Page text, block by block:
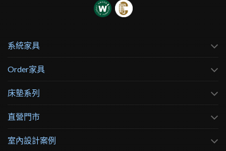
系統家具
Order家具
床墊系列
直營門市
室內設計案例